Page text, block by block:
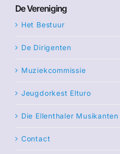
De Vereniging
Het Bestuur
De Dirigenten
Muziekcommissie
Jeugdorkest Elturo
Die Ellenthaler Musikanten
Contact